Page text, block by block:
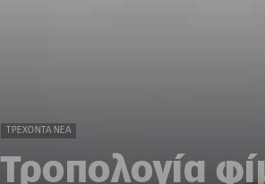
ΤΡΈΧΟΝΤΑ ΝΈΑ
Τροπολογία